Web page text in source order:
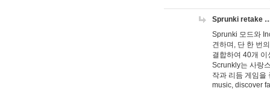
Sprunki retake
Sprunki 모드와
견하며, 단 한 번
결합하여 40개
Scrunkly는 사랑
작과 리듬 게임을
music, discover